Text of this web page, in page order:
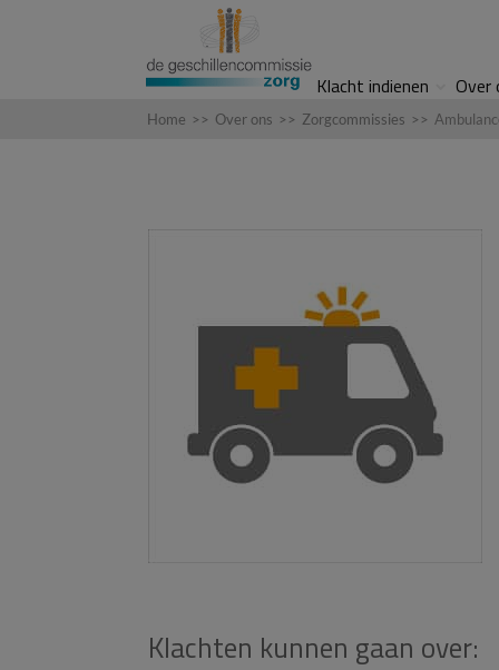
Klacht indienen Over
Home >> Over ons >> Zorgcommissies >>
Klachten kunnen gaan over: